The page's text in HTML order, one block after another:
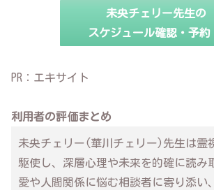
未央チェリー先生の
スケジュール確認・予約
PR：エキサイト
利用者の評価まとめ
未央チェリー(華川チェリー)先生は霊
駆使し、深層心理や未来を的確に読み
愛や人間関係に悩む相談者に寄り添い